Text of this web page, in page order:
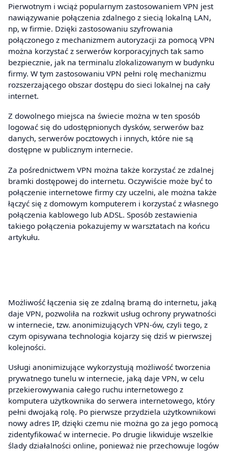
Pierwotnym i wciąż popularnym zastosowaniem VPN jest
nawiązywanie połączenia zdalnego z siecią lokalną LAN,
np, w firmie. Dzięki zastosowaniu szyfrowania
połączonego z mechanizmem autoryzacji za pomocą VPN
można korzystać z serwerów korporacyjnych tak samo
bezpiecznie, jak na terminalu zlokalizowanym w budynku
firmy. W tym zastosowaniu VPN pełni rolę mechanizmu
rozszerzającego obszar dostępu do sieci lokalnej na cały
internet.
Z dowolnego miejsca na świecie można w ten sposób
logować się do udostępnionych dysków, serwerów baz
danych, serwerów pocztowych i innych, które nie są
dostępne w publicznym internecie.
Za pośrednictwem VPN można także korzystać ze zdalnej
bramki dostępowej do internetu. Oczywiście może być to
połączenie internetowe firmy czy uczelni, ale można także
łączyć się z domowym komputerem i korzystać z własnego
połączenia kablowego lub ADSL. Sposób zestawienia
takiego połączenia pokazujemy w warsztatach na końcu
artykułu.
Możliwość łączenia się ze zdalną bramą do internetu, jaką
daje VPN, pozwoliła na rozkwit usług ochrony prywatności
w internecie, tzw. anonimizujących VPN-ów, czyli tego, z
czym opisywana technologia kojarzy się dziś w pierwszej
kolejności.
Usługi anonimizujące wykorzystują możliwość tworzenia
prywatnego tunelu w internecie, jaką daje VPN, w celu
przekierowywania całego ruchu internetowego z
komputera użytkownika do serwera internetowego, który
pełni dwojaką rolę. Po pierwsze przydziela użytkownikowi
nowy adres IP, dzięki czemu nie można go za jego pomocą
zidentyfikować w internecie. Po drugie likwiduje wszelkie
ślady działalności online, ponieważ nie przechowuje logów